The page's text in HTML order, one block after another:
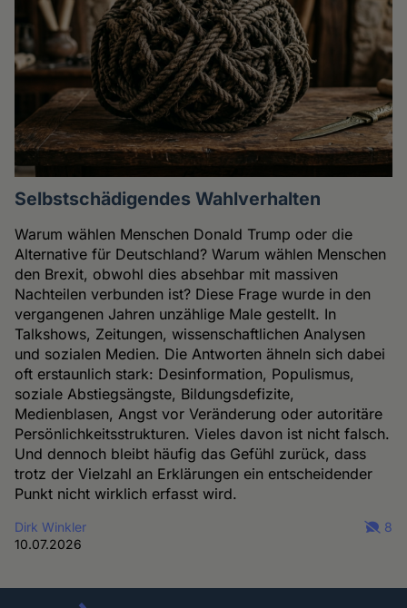
Selbstschädigendes Wahlverhalten
Warum wählen Menschen Donald Trump oder die
Alternative für Deutschland? Warum wählen Menschen
den Brexit, obwohl dies absehbar mit massiven
Nachteilen verbunden ist? Diese Frage wurde in den
vergangenen Jahren unzählige Male gestellt. In
Talkshows, Zeitungen, wissenschaftlichen Analysen
und sozialen Medien. Die Antworten ähneln sich dabei
oft erstaunlich stark: Desinformation, Populismus,
soziale Abstiegsängste, Bildungsdefizite,
Medienblasen, Angst vor Veränderung oder autoritäre
Persönlichkeitsstrukturen. Vieles davon ist nicht falsch.
Und dennoch bleibt häufig das Gefühl zurück, dass
trotz der Vielzahl an Erklärungen ein entscheidender
Punkt nicht wirklich erfasst wird.
Dirk Winkler
10.07.2026
8